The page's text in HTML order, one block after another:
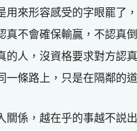
用來形容感受的字眼罷了
真不會確保輸贏，不認真
的人，沒資格要求對方認
一條路上，只是在隔鄰的
關係，越在乎的事越不説